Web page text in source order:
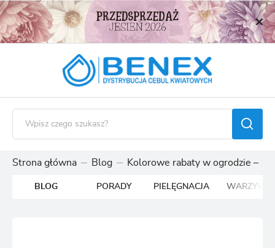
Strona główna Blog Kolorowe rabaty w ogrodzie –
BLOG PORADY PIELĘGNACJA WARZYWA
USTAWIENIA REGIONALNE
Język
Waluta